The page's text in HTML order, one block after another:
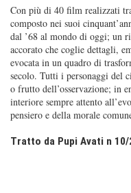
Con più di 40 film realizzati
composto nei suoi
dal ’68 al mondo di oggi; un
accorato che coglie dettagli,
evocata in un quadro di
secolo. Tutti i personaggi del
o frutto dell’osservazione; in
interiore sempre attento
pensiero e della morale
Tratto da Pupi Avati n 10/